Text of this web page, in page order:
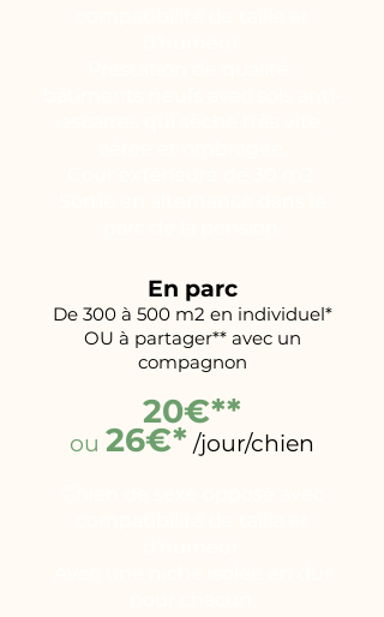
En parc
De 300 à 500 m2 en individuel*
OU à partager** avec un
compagnon
20€**
ou 26€* /jour/chien